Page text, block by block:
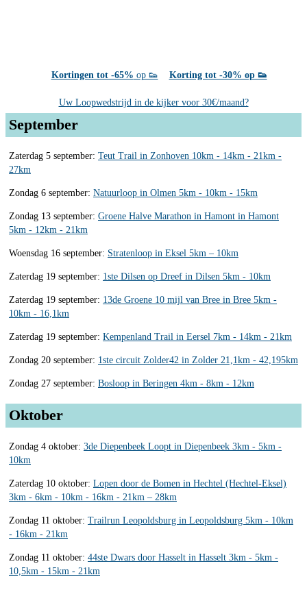
Kortingen tot -65% op 👟 Korting tot -30% op 👟
Uw Loopwedstrijd in de kijker voor 30€/maand?
September
Zaterdag 5 september: Teut Trail in Zonhoven 10km - 14km - 21km -
27km
Zondag 6 september: Natuurloop in Olmen 5km - 10km - 15km
Zondag 13 september: Groene Halve Marathon in Hamont in Hamont
5km - 12km - 21km
Woensdag 16 september: Stratenloop in Eksel 5km – 10km
Zaterdag 19 september: 1ste Dilsen op Dreef in Dilsen 5km - 10km
Zaterdag 19 september: 13de Groene 10 mijl van Bree in Bree 5km -
10km - 16,1km
Zaterdag 19 september: Kempenland Trail in Eersel 7km - 14km - 21km
Zondag 20 september: 1ste circuit Zolder42 in Zolder 21,1km - 42,195km
Zondag 27 september: Bosloop in Beringen 4km - 8km - 12km
Oktober
Zondag 4 oktober: 3de Diepenbeek Loopt in Diepenbeek 3km - 5km -
10km
Zaterdag 10 oktober: Lopen door de Bomen in Hechtel (Hechtel-Eksel)
3km - 6km - 10km - 16km - 21km – 28km
Zondag 11 oktober: Trailrun Leopoldsburg in Leopoldsburg 5km - 10km
- 16km - 21km
Zondag 11 oktober: 44ste Dwars door Hasselt in Hasselt 3km - 5km -
10,5km - 15km - 21km